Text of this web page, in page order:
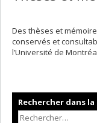
Des thèses et
conservés et
l’Université de
Rechercher dans